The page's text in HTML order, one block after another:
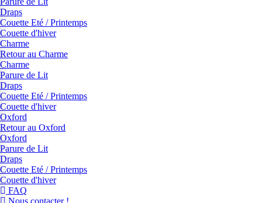
Draps
Couette Eté / Printemps
Couette d'hiver
Charme
Retour au Charme
Charme
Parure de Lit
Draps
Couette Eté / Printemps
Couette d'hiver
Oxford
Retour au Oxford
Oxford
Parure de Lit
Draps
Couette Eté / Printemps
Couette d'hiver
FAQ